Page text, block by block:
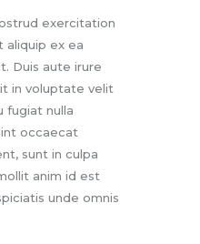
exercitation
aliquip ex ea
Duis aute irure
in voluptate velit
fugiat nulla
occaecat
sunt in culpa
anim id est
unde omnis